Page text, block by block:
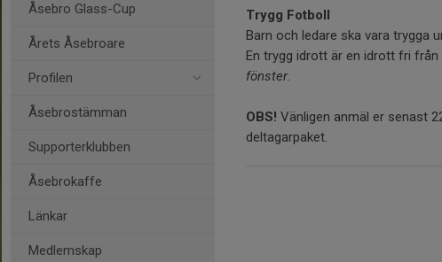
Åsebro Glass-Cup
Årets Åsebroare
Profilen
Åsebrostämman
Supporterklubben
Åsebrokaffe
Länkar
Medlemskap
Trygg Fotboll
Barn och ledare ska vara trygga
En trygg idrott är en idrott fri från
fönster.
OBS! Vänligen anmäl er senast
deltagarpaket.